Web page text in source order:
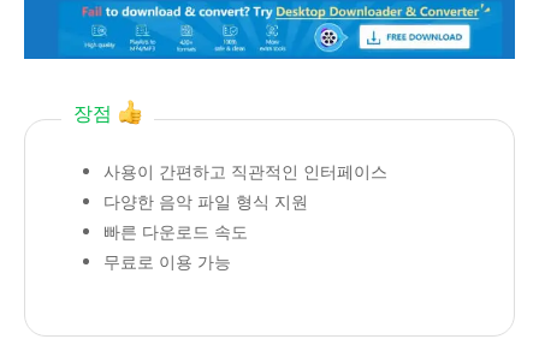
장점
사용이 간편하고 직관적인 인터페이스
다양한 음악 파일 형식 지원
빠른 다운로드 속도
무료로 이용 가능